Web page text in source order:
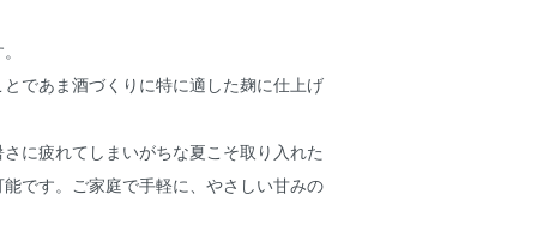
であま酒づくりに特に適した麹に仕上げ
に疲れてしまいがちな夏こそ取り入れた
です。ご家庭で手軽に、やさしい甘みの